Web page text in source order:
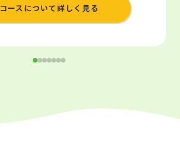
コースについて詳しく見る